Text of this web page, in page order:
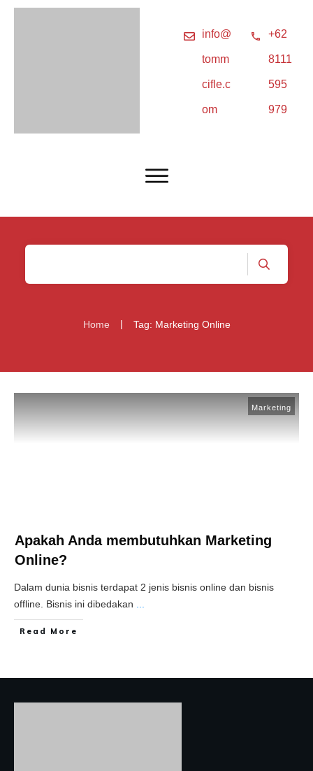
info@
tomm
cifle.c
om
+62
8111
595
979
Home | Tag: Marketing Online
Marketing
Apakah Anda membutuhkan Marketing
Online?
Dalam dunia bisnis terdapat 2 jenis bisnis online dan bisnis
offline. Bisnis ini dibedakan
Read More